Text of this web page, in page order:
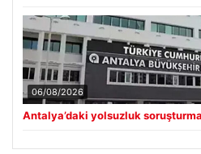
06/08/2026
Antalya’daki yolsuzluk